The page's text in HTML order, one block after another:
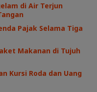
di Air Terjun
Pajak Selama Tiga
Makanan di Tujuh
Kursi Roda dan Uang